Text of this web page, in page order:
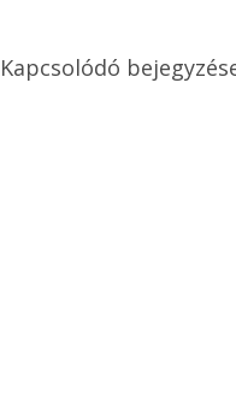
Kapcsolódó